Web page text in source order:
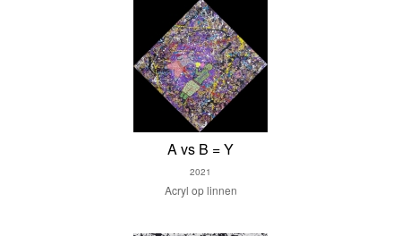
A vs B = Y
2021
Acryl op linnen